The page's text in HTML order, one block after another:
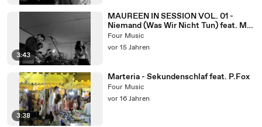
3:43
MAUREEN IN SESSION VOL. 01 -
Niemand (Was Wir Nicht Tun) feat. Max
Herre
Four Music
vor 15 Jahren
3:38
Marteria - Sekundenschlaf feat. P.Fox
Four Music
vor 16 Jahren